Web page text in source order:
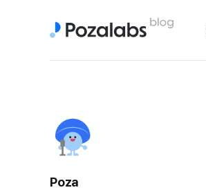
Poza